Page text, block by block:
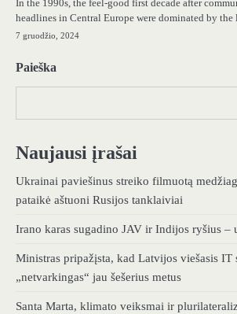
In the 1990s, the feel-good first decade after
headlines in Central Europe were dominated by
7 gruodžio, 2024
Paieška
Naujausi įrašai
Ukrainai paviešinus streiko filmuotą
pataikė aštuoni Rusijos tanklaiviai
Irano karas sugadino JAV ir Indijos ryšius –
Ministras pripažįsta, kad Latvijos viešasis IT
„netvarkingas“ jau šešerius metus
Santa Marta, klimato veiksmai ir